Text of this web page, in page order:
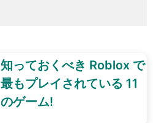
知っておくべき Roblox で
最もプレイされている 11
のゲーム!